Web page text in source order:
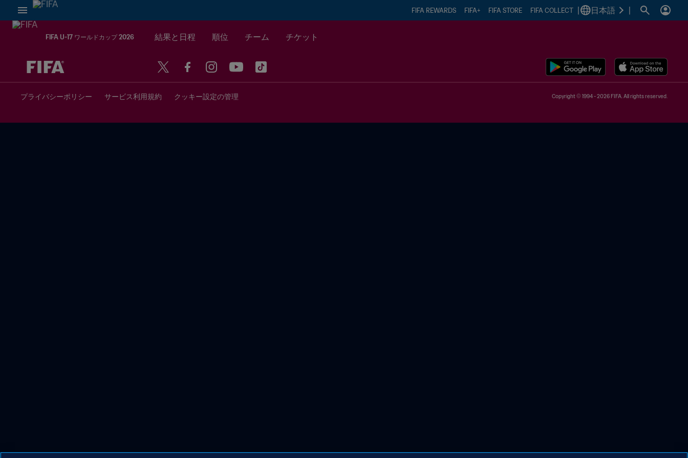
FIFA REWARDS FIFA+ FIFA STORE FIFA COLLECT 日本語
FIFA U-17 ワールドカップ 2026 結果と日程 順位 チーム チケット
未定 vs 未定
プライバシーポリシー サービス利用規約 クッキー設定の管理 Copyright © 1994 - 2026 FIFA. All rights reserved.